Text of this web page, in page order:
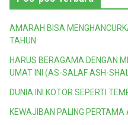
AMARAH BISA
TAHUN
HARUS BERAGAMA DENGAN
UMAT INI (AS-SALAF ASH-
DUNIA INI KOTOR SEPERTI
KEWAJIBAN PALING